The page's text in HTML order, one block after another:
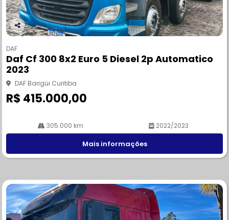
Co
pa
rtil
he
DAF
Daf Cf 300 8x2 Euro 5 Diesel 2p Automatico
2023
DAF Barigüi Curitiba
R$ 415.000,00
305.000 km 2022/2023
Mais informações